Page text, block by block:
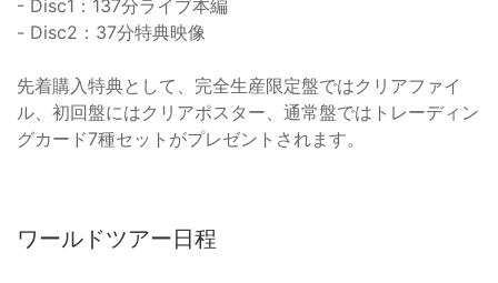
- Disc1：137分ライブ本編
- Disc2：37分特典映像
先着購入特典として、完全生産限定盤ではクリアファイ
ル、初回盤にはクリアポスター、通常盤ではトレーディン
グカード7種セットがプレゼントされます。
ワールドツアー日程